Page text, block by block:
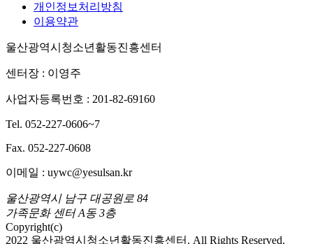
개인정보처리방침
이용약관
울산광역시청소년활동진흥센터
센터장 : 이영주
사업자등록번호 : 201-82-69160
Tel. 052-227-0606~7
Fax. 052-227-0608
이메일 : uywc@yesulsan.kr
울산광역시 남구 대공원로 84
가족문화 센터 A동 3층
Copyright(c)
2022 울산광역시청소년활동진흥센터. All Rights Reserved.